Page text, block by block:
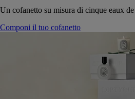
Un cofanetto su misura di cinque eaux
Componi il tuo cofanetto